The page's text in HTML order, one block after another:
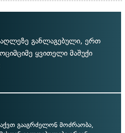
განლაგებული, ერთ
ყვითელი მაშუქი
გააგრძელონ მოძრაობა,